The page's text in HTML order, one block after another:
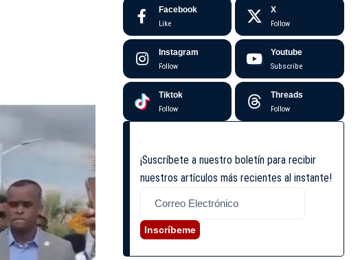
Facebook
Like
X
Follow
Instagram
Follow
Youtube
Subscribe
Tiktok
Follow
Threads
Follow
¡Suscríbete a nuestro boletín para recibir
nuestros artículos más recientes al instante!
Inscríbeme